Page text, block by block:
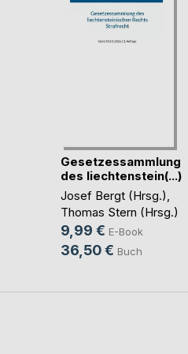
Gesetzessammlung
des liechtenstein(...)
Josef Bergt (Hrsg.),
Thomas Stern (Hrsg.)
9,99 € E-Book
36,50 € Buch